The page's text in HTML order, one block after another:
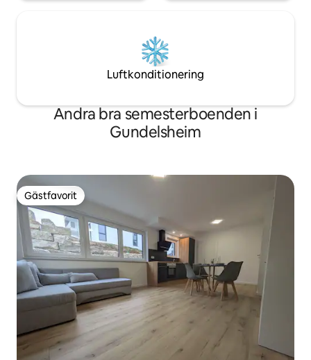
Luftkonditionering
Andra bra semesterboenden i
Gundelsheim
Gästfavorit
Gästfavorit